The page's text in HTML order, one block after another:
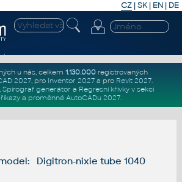
CZ | SK| EN | DE
u nás, celkem 1.130.000registrovaných
2027, pro Inventor 2027a pro Revit 2027.
Spirograf generátor a Regresní křivkyv sekci
a proměnné AutoCADu 2027.
Digitron-nixie tube 1040